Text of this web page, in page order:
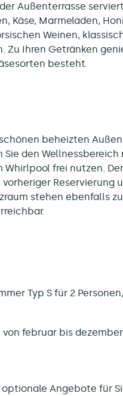
Außenterrasse
Käse, Marmeladen,
Weinen,
Ihren Getränken
besteht.
beheizten
Sie den
frei nutzen.
Reservierung
stehen ebenfalls
Typ S für 2
februar bis dezember
Angebote für